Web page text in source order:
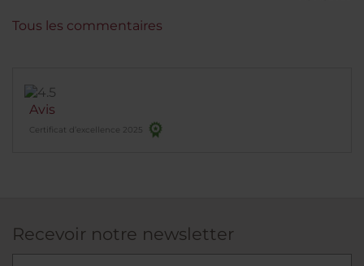
Avis
Certificat d’excellence 2025
Tous les commentaires
Recevoir notre newsletter